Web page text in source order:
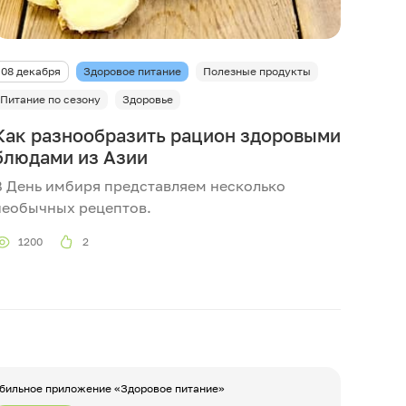
08 декабря Здоровое питание Полезные продукты
Питание по сезону Здоровье
разнообразить рацион здоровыми
из Азии
День имбиря представляем несколько
рецептов.
1200 2
приложение «Здоровое питание»